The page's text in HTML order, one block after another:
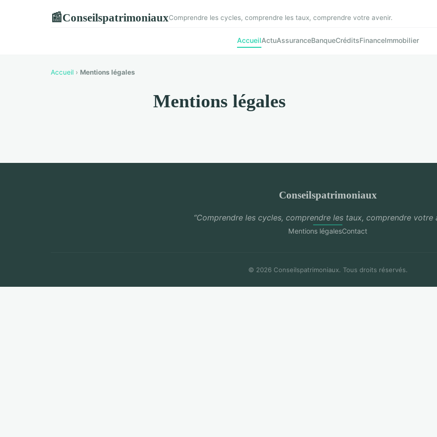
📰ConseilspatrimoniauxComprendre les cycles, comprendre les taux, comprendre votre avenir.
AccueilActuAssuranceBanqueCréditsFinanceImmobilier
Accueil › Mentions légales
Mentions légales
Conseilspatrimoniaux
“Comprendre les cycles, comprendre les taux, comprendre votre
Mentions légalesContact
© 2026 Conseilspatrimoniaux. Tous droits réservés.